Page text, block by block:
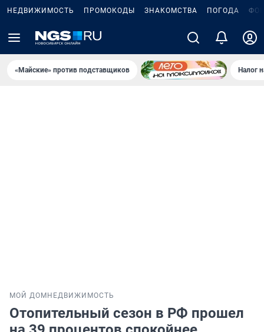
НЕДВИЖИМОСТЬ ПРОМОКОДЫ ЗНАКОМСТВА ПОГОДА
«Майские» против подставщиков Налог
МОЙ ДОМ НЕДВИЖИМОСТЬ
Отопительный сезон в РФ прошел